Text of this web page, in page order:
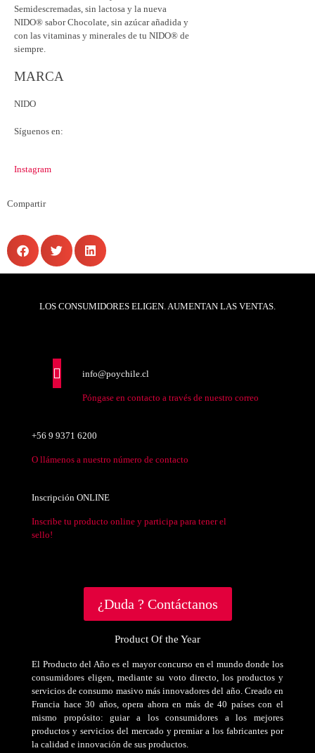
Semidescremadas, sin lactosa y la nueva
NIDO® sabor Chocolate, sin azúcar añadida y
con las vitaminas y minerales de tu NIDO® de
siempre.
MARCA
NIDO
Síguenos en:
Instagram
Compartir
LOS CONSUMIDORES ELIGEN. AUMENTAN LAS VENTAS.
info@poychile.cl
Póngase en contacto a través de nuestro correo
+56 9 9371 6200
O llámenos a nuestro número de contacto
Inscripción ONLINE
Inscribe tu producto online y participa para tener el
sello!
¿Duda ? Contáctanos
Product Of the Year
El Producto del Año es el mayor concurso en el mundo donde los
consumidores eligen, mediante su voto directo, los productos y
servicios de consumo masivo más innovadores del año. Creado en
Francia hace 30 años, opera ahora en más de 40 países con el
mismo propósito: guiar a los consumidores a los mejores
productos y servicios del mercado y premiar a los fabricantes por
la calidad e innovación de sus productos.